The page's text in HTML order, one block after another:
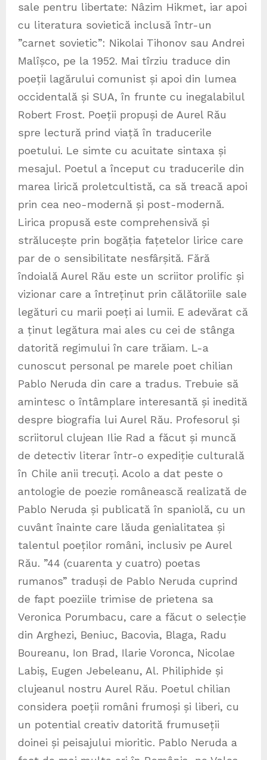
sale pentru libertate: Nâzim Hikmet, iar apoi
cu literatura sovietică inclusă într-un
”carnet sovietic”: Nikolai Tihonov sau Andrei
Malîșco, pe la 1952. Mai tîrziu traduce din
poeții lagărului comunist și apoi din lumea
occidentală și SUA, în frunte cu inegalabilul
Robert Frost. Poeții propuși de Aurel Rău
spre lectură prind viață în traducerile
poetului. Le simte cu acuitate sintaxa și
mesajul. Poetul a început cu traducerile din
marea lirică proletcultistă, ca să treacă apoi
prin cea neo-modernă și post-modernă.
Lirica propusă este comprehensivă și
strălucește prin bogăția fațetelor lirice care
par de o sensibilitate nesfârșită. Fără
îndoială Aurel Rău este un scriitor prolific și
vizionar care a întreținut prin călătoriile sale
legături cu marii poeți ai lumii. E adevărat că
a ținut legătura mai ales cu cei de stânga
datorită regimului în care trăiam. L-a
cunoscut personal pe marele poet chilian
Pablo Neruda din care a tradus. Trebuie să
amintesc o întâmplare interesantă și inedită
despre biografia lui Aurel Rău. Profesorul și
scriitorul clujean Ilie Rad a făcut și muncă
de detectiv literar într-o expediție culturală
în Chile anii trecuți. Acolo a dat peste o
antologie de poezie românească realizată de
Pablo Neruda și publicată în spaniolă, cu un
cuvânt înainte care lăuda genialitatea și
talentul poeților români, inclusiv pe Aurel
Rău. ”44 (cuarenta y cuatro) poetas
rumanos” traduși de Pablo Neruda cuprind
de fapt poeziile trimise de prietena sa
Veronica Porumbacu, care a făcut o selecție
din Arghezi, Beniuc, Bacovia, Blaga, Radu
Boureanu, Ion Brad, Ilarie Voronca, Nicolae
Labiș, Eugen Jebeleanu, Al. Philiphide și
clujeanul nostru Aurel Rău. Poetul chilian
considera poeții români frumoși și liberi, cu
un potential creativ datorită frumuseții
doinei și peisajului mioritic. Pablo Neruda a